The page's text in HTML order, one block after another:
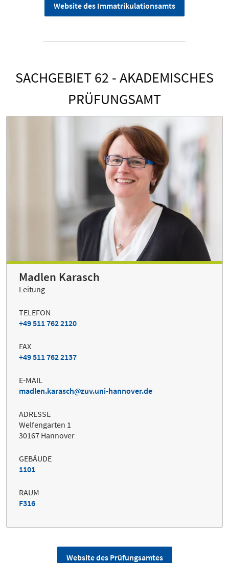
Website des Immatrikulationsamts
SACHGEBIET 62 - AKADEMISCHES
PRÜFUNGSAMT
Madlen Karasch
Leitung
TELEFON
+49 511 762 2120
FAX
+49 511 762 2137
E-MAIL
madlen.karasch
zuv.uni-hannover.de
ADRESSE
Welfengarten 1
30167 Hannover
GEBÄUDE
1101
RAUM
F316
Website des Prüfungsamtes